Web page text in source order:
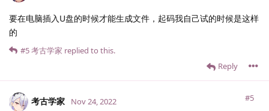
要在电脑插入U盘的时候才能生成文件，起码我自己试的时候是这样
的
Reply
#5考古学家 replied to this.
考古学家 #5
Nov 24, 2022